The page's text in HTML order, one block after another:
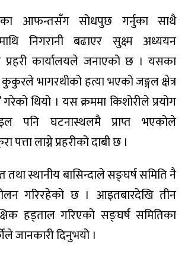
आफन्तसँग सोधपुछ गर्नुका साथै
निगरानी बढाएर सुक्ष्म अध्ययन
प्रहरी कार्यालयले जनाएको छ । यसका
कुकुरले भागरथीको हत्या भएको जङ्गल क्षेत्र
गरेको थियो । यस क्रममा किशोरीले प्रयोग
पनि घटनास्थलमै प्राप्त भएकोले
पत्ता लाग्ने प्रहरीको दाबी छ ।
स्थानीय बासिन्दाले सङ्घर्ष समिति नै
गरिरहेको छ । आइतबारदेखि तीन
हड्ताल गरिएको सङ्घर्ष समितिका
जानकारी दिनुभयो ।